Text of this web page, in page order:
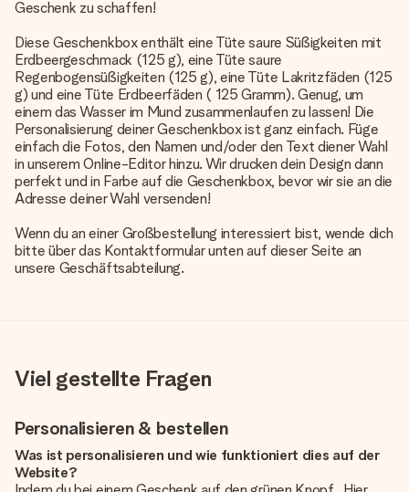
Geschenk zu schaffen!
Diese Geschenkbox enthält eine Tüte saure Süßigkeiten mit
Erdbeergeschmack (125 g), eine Tüte saure
Regenbogensüßigkeiten (125 g), eine Tüte Lakritzfäden (125
g) und eine Tüte Erdbeerfäden ( 125 Gramm). Genug, um
einem das Wasser im Mund zusammenlaufen zu lassen! Die
Personalisierung deiner Geschenkbox ist ganz einfach. Füge
einfach die Fotos, den Namen und/oder den Text diener Wahl
in unserem Online-Editor hinzu. Wir drucken dein Design dann
perfekt und in Farbe auf die Geschenkbox, bevor wir sie an die
Adresse deiner Wahl versenden!
Wenn du an einer Großbestellung interessiert bist, wende dich
bitte über das Kontaktformular unten auf dieser Seite an
unsere Geschäftsabteilung.
Viel gestellte Fragen
Personalisieren & bestellen
Was ist personalisieren und wie funktioniert dies auf der
Website?